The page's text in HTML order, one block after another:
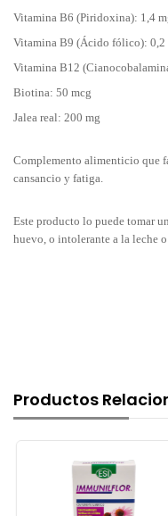
Vitamina B6 (Piridoxina): 1,4
Vitamina B9 (Ácido fólico): 0,2
Vitamina B12
Biotina: 50 mcg
Jalea real: 200 mg
Complemento alimenticio que
cansancio y fatiga.
Este producto lo puede tomar
huevo, o intolerante a la leche
Productos